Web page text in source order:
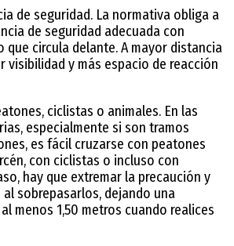
de seguridad. La normativa obliga a
de seguridad adecuada con
que circula delante. A mayor distancia
visibilidad y más espacio de reacción
ciclistas o animales. En las
especialmente si son tramos
es fácil cruzarse con peatones
con ciclistas o incluso con
hay que extremar la precaución y
sobrepasarlos, dejando una
menos 1,50 metros cuando realices